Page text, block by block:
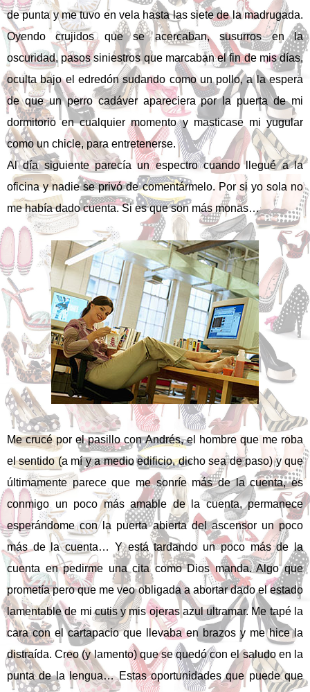
de punta y me tuvo en vela hasta las siete de la madrugada.
Oyendo crujidos que se acercaban, susurros en la
oscuridad, pasos siniestros que marcaban el fin de mis días,
oculta bajo el edredón sudando como un pollo, a la espera
de que un perro cadáver apareciera por la puerta de mi
dormitorio en cualquier momento y masticase mi yugular
como un chicle, para entretenerse.
Al día siguiente parecía un espectro cuando llegué a la
oficina y nadie se privó de comentármelo. Por si yo sola no
me había dado cuenta. Si es que son más monas…
Me crucé por el pasillo con Andrés, el hombre que me roba
el sentido (a mí y a medio edificio, dicho sea de paso) y que
últimamente parece que me sonríe más de la cuenta, es
conmigo un poco más amable de la cuenta, permanece
esperándome con la puerta abierta del ascensor un poco
más de la cuenta… Y está tardando un poco más de la
cuenta en pedirme una cita como Dios manda. Algo que
prometía pero que me veo obligada a abortar dado el estado
lamentable de mi cutis y mis ojeras azul ultramar. Me tapé la
cara con el cartapacio que llevaba en brazos y me hice la
distraída. Creo (y lamento) que se quedó con el saludo en la
punta de la lengua… Estas oportunidades que puede que